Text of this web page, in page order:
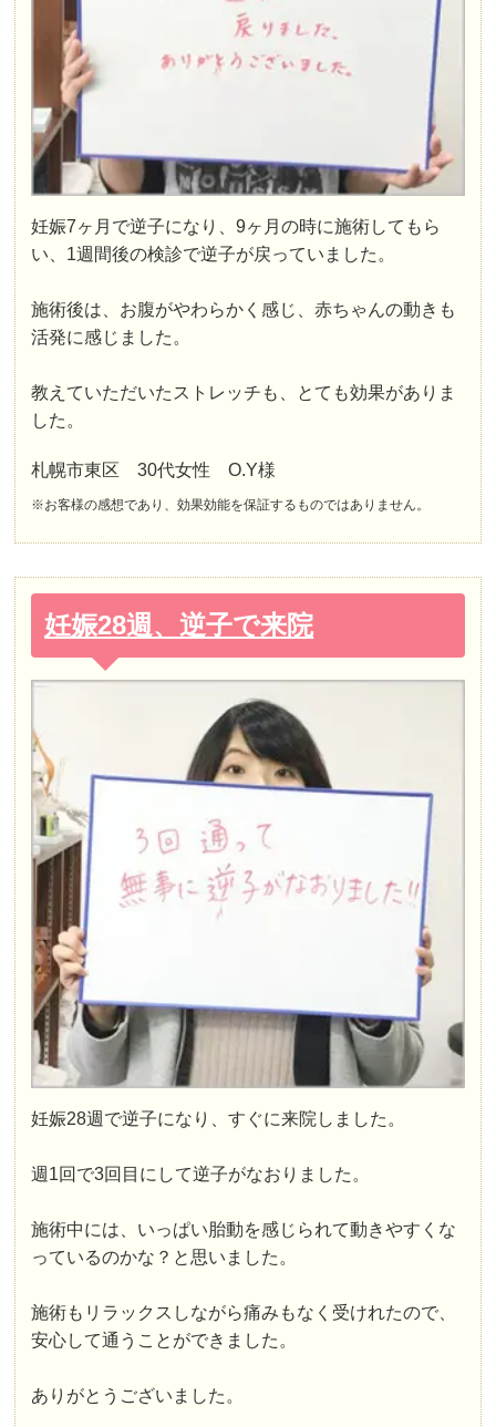
妊娠7ヶ月で逆子になり、9ヶ月の時に施術してもら
い、1週間後の検診で逆子が戻っていました。
施術後は、お腹がやわらかく感じ、赤ちゃんの動きも
活発に感じました。
教えていただいたストレッチも、とても効果がありま
した。
札幌市東区 30代女性 O.Y様
※お客様の感想であり、効果効能を保証するものではありません。
妊娠28週、逆子で来院
妊娠28週で逆子になり、すぐに来院しました。
週1回で3回目にして逆子がなおりました。
施術中には、いっぱい胎動を感じられて動きやすくな
っているのかな？と思いました。
施術もリラックスしながら痛みもなく受けれたので、
安心して通うことができました。
ありがとうございました。